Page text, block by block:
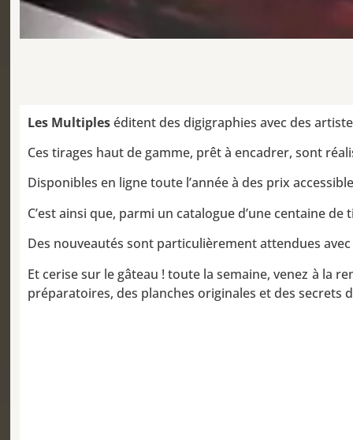
Les Multipleséditent des digigraphies avec des
Ces tirages haut de gamme, prêt à encadrer, sont
Disponibles en ligne toute l’année à des prix
C’est ainsi que, parmi un catalogue d’une centaine
Des nouveautés sont particulièrement attendues
Et cerise sur le gâteau ! toute la semaine, venez à la
préparatoires, des planches originales et des secrets